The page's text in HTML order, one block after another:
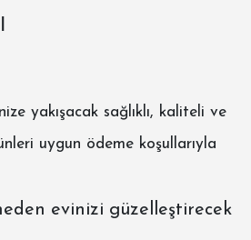
yakışacak sağlıklı, kaliteli ve
uygun ödeme koşullarıyla
evinizi güzelleştirecek